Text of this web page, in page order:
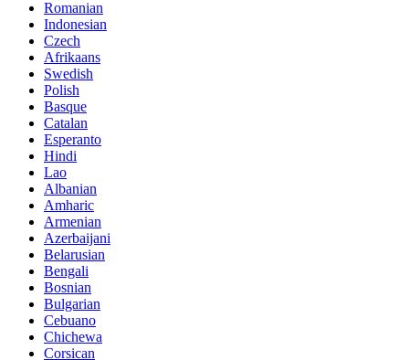
Romanian
Indonesian
Czech
Afrikaans
Swedish
Polish
Basque
Catalan
Esperanto
Hindi
Lao
Albanian
Amharic
Armenian
Azerbaijani
Belarusian
Bengali
Bosnian
Bulgarian
Cebuano
Chichewa
Corsican